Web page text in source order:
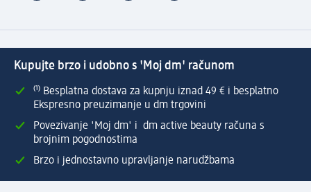
Kupujte brzo i udobno s 'Moj dm' računom
⁽¹⁾ Besplatna dostava za kupnju iznad 49 € i besplatno
Ekspresno preuzimanje u dm trgovini
Povezivanje 'Moj dm' i dm active beauty računa s
brojnim pogodnostima
Brzo i jednostavno upravljanje narudžbama